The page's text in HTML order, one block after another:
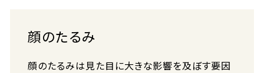
顔のたるみ
顔のたるみは見た目に大きな影響を及ぼす要因